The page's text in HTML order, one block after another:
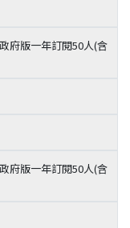
府版一年訂閱50人(含
府版一年訂閱50人(含